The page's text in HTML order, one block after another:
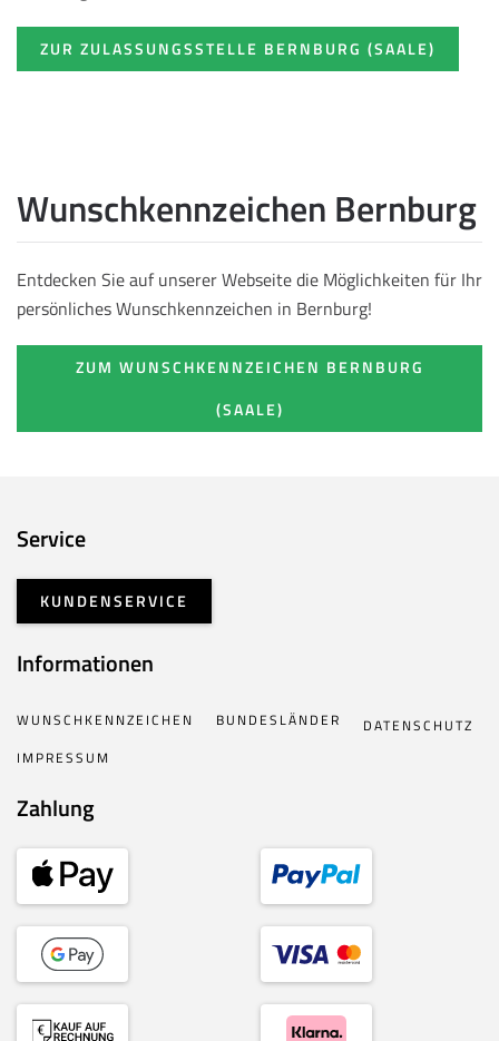
ZUR ZULASSUNGSSTELLE BERNBURG (SAALE)
Wunschkennzeichen Bernburg
Entdecken Sie auf unserer Webseite die Möglichkeiten für Ihr
persönliches Wunschkennzeichen in Bernburg!
ZUM WUNSCHKENNZEICHEN BERNBURG
(SAALE)
Service
KUNDENSERVICE
Informationen
WUNSCHKENNZEICHEN BUNDESLÄNDER
DATENSCHUTZ
IMPRESSUM
Zahlung